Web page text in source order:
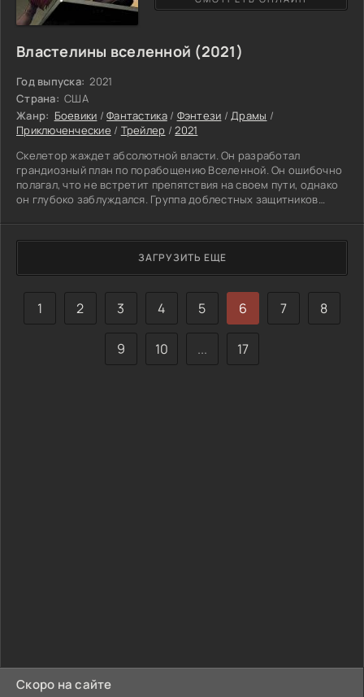
Скоро на сайте
Властелины вселенной (2021)
Год выпуска: 2021
Страна: США
Жанр: Боевики /Фантастика/ Фэнтези /Драмы /
Приключенческие / Трейлер /2021
Скелетор жаждет абсолютной власти. Он разработал
грандиозный план по порабощению Вселенной. Он ошибочно
полагал, что не встретит препятствия на своем пути, однако
он глубоко заблуждался. Группа доблестных защитников
злодей готовится нанести решающий удар по репутации
бесстрашного принца. Прекрасный Адам возглавляет
команду повстанцев. Он выступает за свободу подданных
вселенского государства. Каждый из них волен
ЗАГРУЗИТЬ ЕЩЕ
1 2 3 4 5 6 7 8
9 10 ... 17